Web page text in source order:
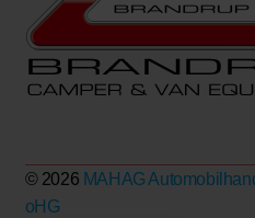
© 2026 MAHAG
oHG